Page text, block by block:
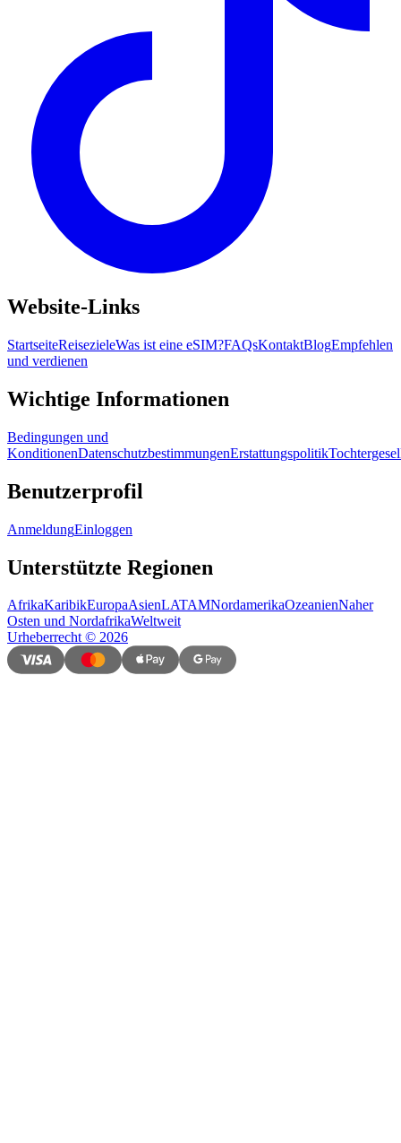
Website-Links
StartseiteReisezieleWas ist eine eSIM?FAQsKontaktBlogEmpfehlen
und verdienen
Wichtige Informationen
Bedingungen und
KonditionenDatenschutzbestimmungenErstattungspolitik
Benutzerprofil
AnmeldungEinloggen
Unterstützte Regionen
AfrikaKaribikEuropaAsienLATAMNordamerikaOzeanienNaher
Osten und NordafrikaWeltweit
Urheberrecht© 2026